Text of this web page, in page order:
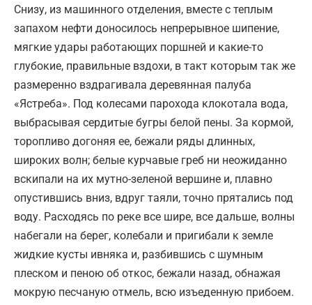
Снизу, из машинного отделения, вместе с теплым
запахом нефти доносилось непрерывное шипение,
мягкие удары работающих поршней и какие-то
глубокие, правильные вздохи, в такт которым так же
размеренно вздрагивала деревянная палуба
«Ястреба». Под колесами парохода клокотала вода,
выбрасывая сердитые бугры белой пены. За кормой,
торопливо догоняя ее, бежали ряды длинных,
широких волн; белые курчавые греб ни неожиданно
вскипали на их мутно-зеленой вершине и, плавно
опустившись вниз, вдруг таяли, точно прятались под
воду. Расходясь по реке все шире, все дальше, волны
набегали на берег, колебали и пригибали к земле
жидкие кусты ивняка и, разбившись с шумным
плеском и пеною об откос, бежали назад, обнажая
мокрую песчаную отмель, всю изъеденную прибоем.